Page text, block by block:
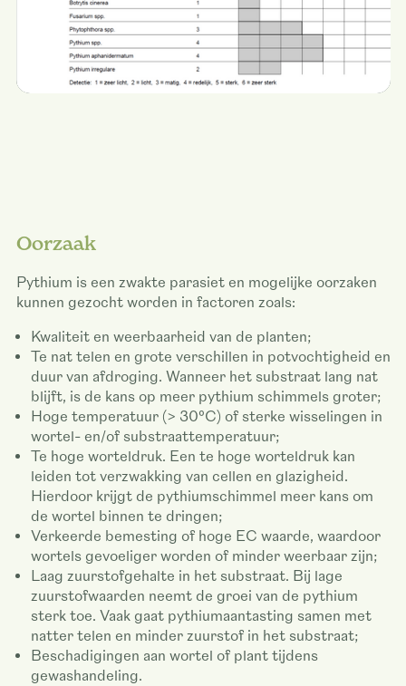
Oorzaak
Pythium is een zwakte parasiet en mogelijke oorzaken
kunnen gezocht worden in factoren zoals:
Kwaliteit en weerbaarheid van de planten;
Te nat telen en grote verschillen in potvochtigheid en
duur van afdroging. Wanneer het substraat lang nat
blijft, is de kans op meer pythium schimmels groter;
Hoge temperatuur (> 30°C) of sterke wisselingen in
wortel- en/of substraattemperatuur;
Te hoge worteldruk. Een te hoge worteldruk kan
leiden tot verzwakking van cellen en glazigheid.
Hierdoor krijgt de pythiumschimmel meer kans om
de wortel binnen te dringen;
Verkeerde bemesting of hoge EC waarde, waardoor
wortels gevoeliger worden of minder weerbaar zijn;
Laag zuurstofgehalte in het substraat. Bij lage
zuurstofwaarden neemt de groei van de pythium
sterk toe. Vaak gaat pythiumaantasting samen met
natter telen en minder zuurstof in het substraat;
Beschadigingen aan wortel of plant tijdens
gewashandeling.